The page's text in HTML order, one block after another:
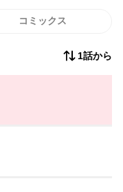
コミックス
1話から